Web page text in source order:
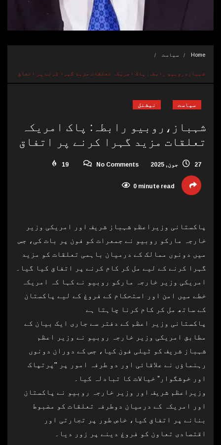
Home سیاست
شہباز،روبیو رابطہ: پاک امریکہ تعلقات مزید گہرا کرنے پر اتفاق
سیاست نیشنل
شہباز،روبیو رابطہ: پاک امریکہ
تعلقات مزید گہرا کرنے پر اتفاق
27 جون, 2025 No Comments
19
0 minute read
پاکستانی وزیراعظم شہباز شریف اور امریکی وزیر
خارجہ مارکو روبیو نے جمعرات کو فون پر بات کی، جس
میں دونوں ممالک کے درمیان باہمی تعلقات کو مزید
گہرا کرنے کے لیے مل کر کام کرنے پر اتفاق کیا گیا۔
امریکی وزیر خارجہ مارکو روبیو نے کہا کہ امریکہ
خطے میں امن اور استحکام کے فروغ کے لیے پاکستان
کے ساتھ مل کر کام کرنا چاہتا ہے
پاکستانی وزیر اعظم کے دفتر سے جاری ایک بیان کے
مطابق امریکی وزیر خارجہ روبیو نے وزیر اعظم
شہباز شریف کو ٹیلی فون کیا، جس کے دوران دونوں
رہنماؤں نے علاقائی اور دو طرفہ امور پر "پرتپاک
اور خوشگوار” خیالات کا تبادلہ کیا۔
وزیراعظم شریف اور وزیر خارجہ روبیو نے پاکستان
اور امریکہ کے درمیان دوطرفہ تعلقات کو مضبوط
بنانے پر اتفاق کیا، خاص طور پر تجارتی اور
اقتصادی تعاون کو فروغ دینے پر زور دیا۔